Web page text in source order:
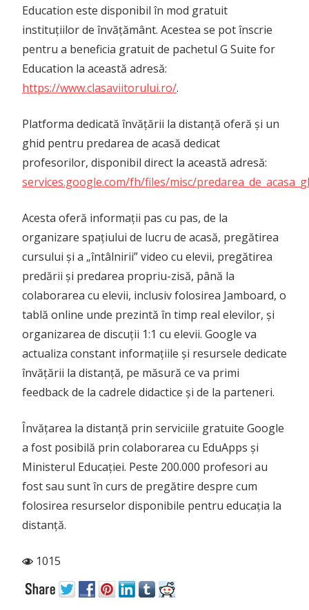
Education este disponibil în mod gratuit
instituțiilor de învățământ. Acestea se pot înscrie
pentru a beneficia gratuit de pachetul G Suite for
Education la această adresă:
https://www.clasaviitorului.ro/.
Platforma dedicată învățării la distanță oferă și un
ghid pentru predarea de acasă dedicat
profesorilor, disponibil direct la această adresă:
services.google.com/fh/files/misc/
Acesta oferă informații pas cu pas, de la
organizare spațiului de lucru de acasă, pregătirea
cursului și a „întâlnirii” video cu elevii, pregătirea
predării și predarea propriu-zisă, până la
colaborarea cu elevii, inclusiv folosirea Jamboard, o
tablă online unde prezintă în timp real elevilor, și
organizarea de discuții 1:1 cu elevii. Google va
actualiza constant informațiile și resursele dedicate
învățării la distanță, pe măsură ce va primi
feedback de la cadrele didactice și de la parteneri.
Învățarea la distanță prin serviciile gratuite Google
a fost posibilă prin colaborarea cu EduApps și
Ministerul Educației. Peste 200.000 profesori au
fost sau sunt în curs de pregătire despre cum
folosirea resurselor disponibile pentru educația la
distanță.
1015